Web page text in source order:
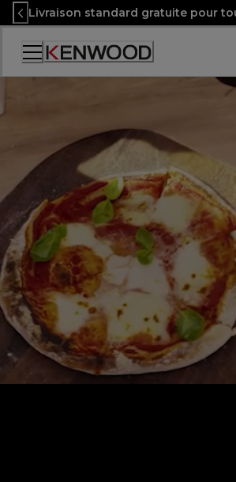
Skip
to
Content
Livraison standard gratuite pour